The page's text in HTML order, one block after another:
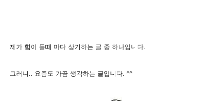
제가 힘이 들때 마다 상기하는 글 중 하나입니다.
그러니.. 요즘도 가끔 생각하는 글입니다. ^^